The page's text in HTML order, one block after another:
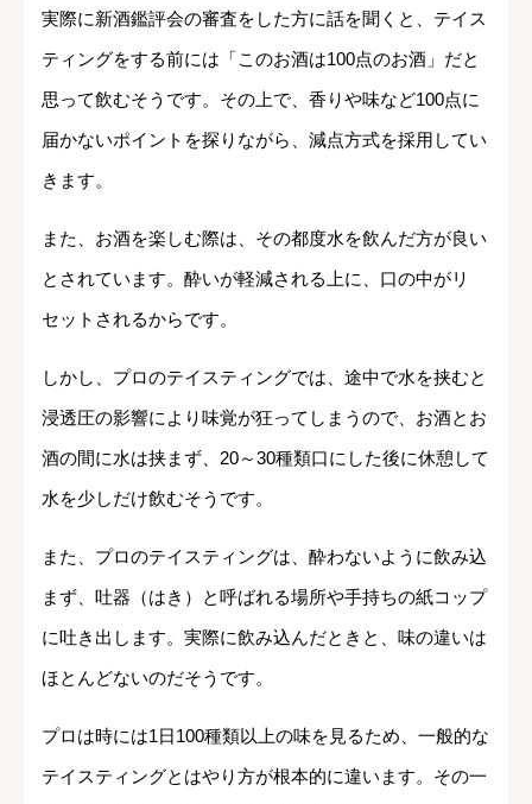
実際に新酒鑑評会の審査をした方に話を聞くと、テイス
ティングをする前には「このお酒は100点のお酒」だと
思って飲むそうです。その上で、香りや味など100点に
届かないポイントを探りながら、減点方式を採用してい
きます。
また、お酒を楽しむ際は、その都度水を飲んだ方が良い
とされています。酔いが軽減される上に、口の中がリ
セットされるからです。
しかし、プロのテイスティングでは、途中で水を挟むと
浸透圧の影響により味覚が狂ってしまうので、お酒とお
酒の間に水は挟まず、20～30種類口にした後に休憩して
水を少しだけ飲むそうです。
また、プロのテイスティングは、酔わないように飲み込
まず、吐器（はき）と呼ばれる場所や手持ちの紙コップ
に吐き出します。実際に飲み込んだときと、味の違いは
ほとんどないのだそうです。
プロは時には1日100種類以上の味を見るため、一般的な
テイスティングとはやり方が根本的に違います。その一